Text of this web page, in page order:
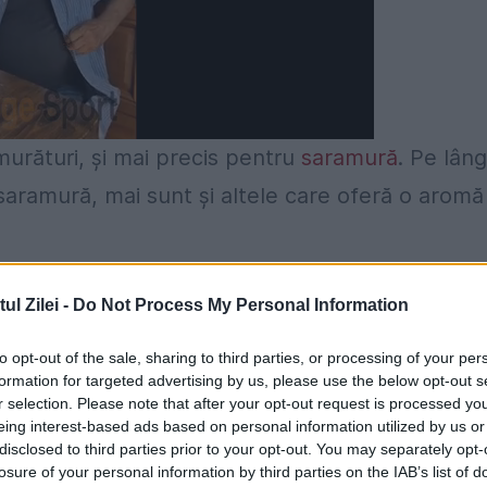
Zilei - Do Not Process My Personal Information
opt-out of the sale, sharing to third parties, or processing of your
for targeted advertising by us, please use the below opt-out
selection. Please note that after your opt-out request is processed
interest-based ads based on personal information utilized by us
to third parties prior to your opt-out. You may separately
of your personal information by third parties on the IAB’s list of
și mai precis pentru saramură. Pe
mai sunt și altele care oferă o aromă
la rândul lor conservanți și dau aroma
orice saramură bună este de o lingură
murați
nevoie de următoarele ingrediente: